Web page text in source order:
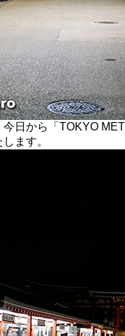
日から「TOKYO
ます。